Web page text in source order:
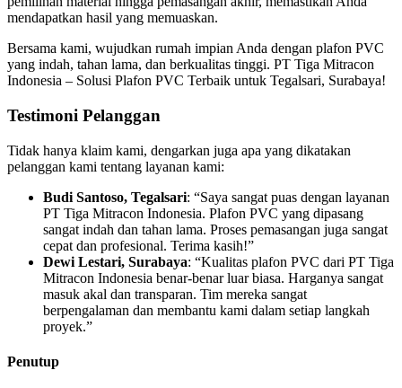
mendapatkan hasil yang memuaskan.
Bersama kami, wujudkan rumah impian Anda dengan plafon PVC
yang indah, tahan lama, dan berkualitas tinggi. PT Tiga Mitracon
Indonesia – Solusi Plafon PVC Terbaik untuk Tegalsari, Surabaya!
Testimoni Pelanggan
Tidak hanya klaim kami, dengarkan juga apa yang dikatakan
pelanggan kami tentang layanan kami:
Budi Santoso, Tegalsari: “Saya sangat puas dengan layanan
PT Tiga Mitracon Indonesia. Plafon PVC yang dipasang
sangat indah dan tahan lama. Proses pemasangan juga sangat
cepat dan profesional. Terima kasih!”
Dewi Lestari, Surabaya: “Kualitas plafon PVC dari PT Tiga
Mitracon Indonesia benar-benar luar biasa. Harganya sangat
masuk akal dan transparan. Tim mereka sangat
berpengalaman dan membantu kami dalam setiap langkah
proyek.”
Penutup